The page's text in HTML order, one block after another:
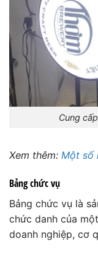
Cung
Xem thêm: Một số
Bảng chức vụ
Bảng chức vụ là
chức danh của
doanh nghiệp, cơ